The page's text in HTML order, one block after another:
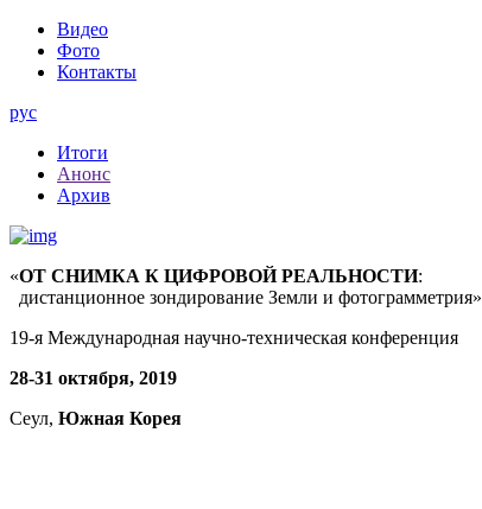
Видео
Фото
Контакты
рус
Итоги
Анонс
Архив
«ОТ СНИМКА К ЦИФРОВОЙ РЕАЛЬНОСТИ:
дистанционное зондирование Земли и фотограмметрия»
19-я Международная научно-техническая конференция
28-31 октября, 2019
Сеул, Южная Корея